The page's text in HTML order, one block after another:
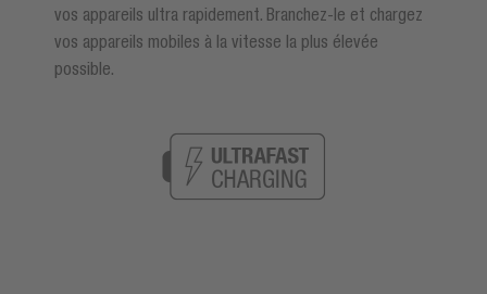
vos appareils ultra rapidement. Branchez-le et chargez
vos appareils mobiles à la vitesse la plus élevée
possible.